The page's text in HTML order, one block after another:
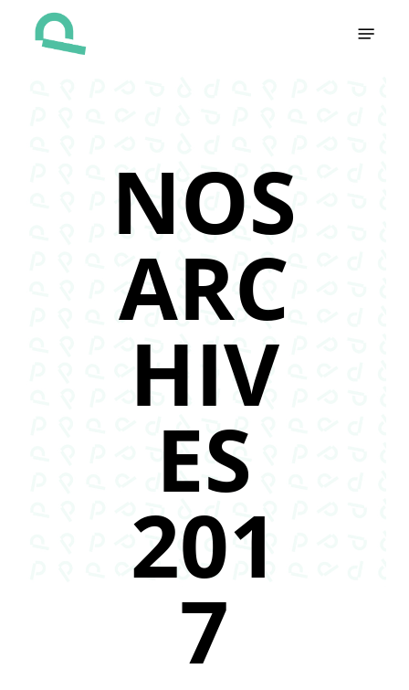
NOS
ARC
HIV
ES
201
7